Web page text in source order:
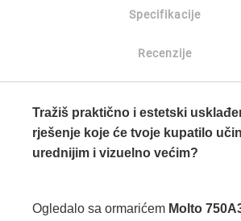
Specifikacije
Recenzije
Tražiš praktično i estetski
rješenje koje će tvoje kupatilo
urednijim i vizuelno većim?
Ogledalo sa ormarićem Molto